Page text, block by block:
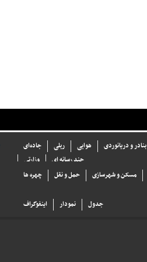
جاده‌ای ریلی هوایی بنادر و دریانوردی
وزارتی
چند رسانه ای
چهره ها حمل و نقل مسکن و شهرسازی
اینفوگراف نمودار جدول